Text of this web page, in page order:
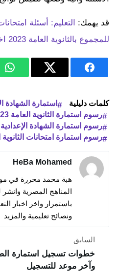
قد يهمك:
التعليم: أسئلة
للمجموع بالثانوية العامة 2023 اختيار من متعدد
كلمات دليلية
استمارة الشهادة
رسوم استمارة الثانوية العامة 2023
رسوم استمارة الشهادة الإعدادية
رسوم استمارة امتحانات الثانوية
HeBa Mohamed
هبة محمد محررة في
المناهج المصرية
باستمرار واخر اخبار
ونصائح تعليمية والمزيد
السابق
وآخر موعد للتسجيل